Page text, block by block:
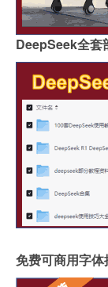
DeepSeek全套
免费可商用字